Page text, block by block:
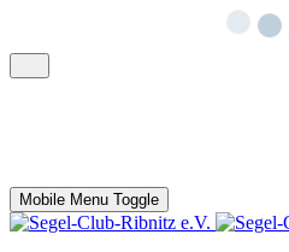
Mobile Menu Toggle